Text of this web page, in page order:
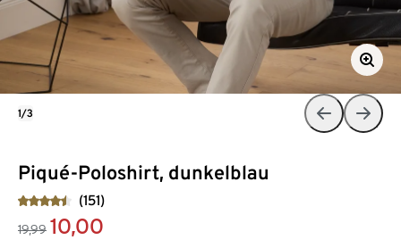
Piqué-Poloshirt, dunkelblau
(151)
19,99 10,00
1/3